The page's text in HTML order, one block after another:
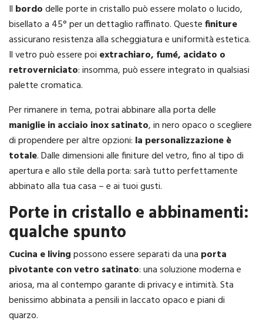
Il bordodelle porte in cristallo può essere molato o lucido,
bisellato a 45° per un dettaglio raffinato. Questefiniture
assicurano resistenza alla scheggiatura e uniformità estetica.
Il vetro può essere poi extrachiaro, fumé, acidato o
retroverniciato: insomma, può essere integrato in qualsiasi
palette cromatica.
Per rimanere in tema, potrai abbinare alla porta delle
maniglie in acciaio inox satinato, in nero opaco o scegliere
di propendere per altre opzioni: la personalizzazione è
totale. Dalle dimensioni alle finiture del vetro, fino al tipo di
apertura e allo stile della porta: sarà tutto perfettamente
abbinato alla tua casa – e ai tuoi gusti.
Porte in cristallo e abbinamenti:
qualche spunto
Cucina e livingpossono essere separati da una porta
pivotante con vetro satinato: una soluzione moderna e
ariosa, ma al contempo garante di privacy e intimità. Sta
benissimo abbinata a pensili in laccato opaco e piani di
quarzo.